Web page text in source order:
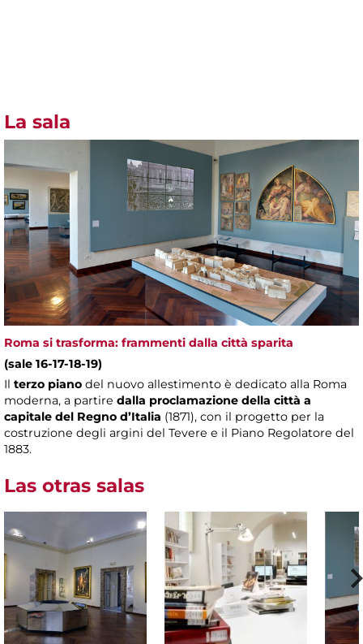
La sala
Roma si trasforma: frammenti dalla città sparita
(sale 16-17-18-19)
Il terzo piano del nuovo allestimento è dedicato alla Roma
moderna, a partire dalla proclamazione della città a
capitale del Regno d’Italia (1871), con il progetto per la
costruzione degli argini del Tevere e il Piano Regolatore del
1883.
Las otras salas